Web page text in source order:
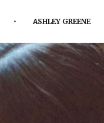
ASHLEY GREENE